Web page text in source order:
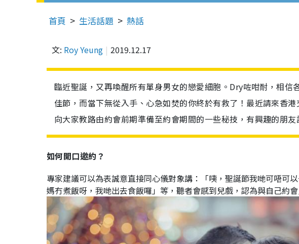
首頁 生活話題 熱話
文: Roy Yeung 2019.12.17
臨近聖誕，又再喚醒所有單身男女的戀愛細胞。Dry咗咁耐，相信
佳節，而當下無從入手、心急如焚的你終於有救了！最近請來香
向大家教路由約會前期準備至約會期間的一些秘技，有興趣的朋友
如何開口邀約？
專家建議可以為表誠意直接同心儀對象講：「咦，聖誕節我哋可唔可
媽冇煮飯呀，我哋出去食飯囉」等，聽者會感到兒戲，認為與自己約